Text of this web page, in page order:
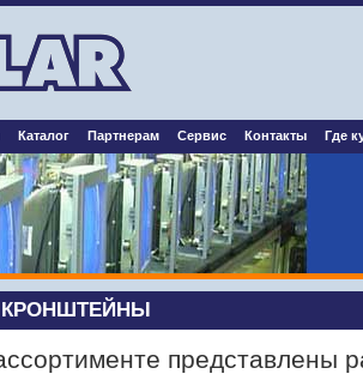
Каталог Партнерам Сервис Контакты Где
представлены